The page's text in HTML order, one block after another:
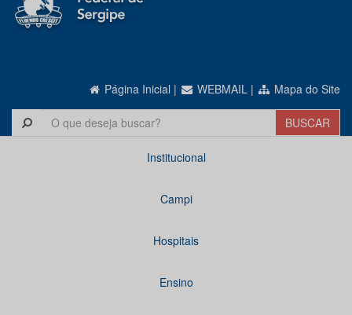
Página Inicial | WEBMAIL | Mapa do Site
Institucional
Campi
Hospitais
Ensino